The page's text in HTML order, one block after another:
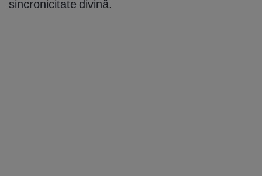
sincronicitate divină.